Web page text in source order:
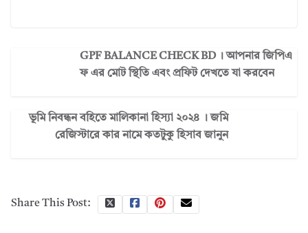
GPF BALANCE CHECK BD । আপনার জিপিএ
ফ এর মোট স্থিতি এবং প্রফিট দেখতে যা করবেন
ভূমি নিবন্ধন বহিতে মালিকানা হিস্যা ২০২৪ । জমি
রেজিস্টারে কার নামে কতটুকু হিসাব জানুন
Share This Post: